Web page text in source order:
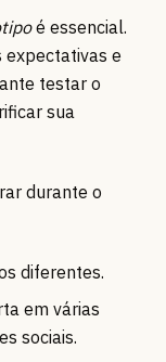
é essencial.
expectativas e
testar o
sua
durante o
diferentes.
em várias
sociais.